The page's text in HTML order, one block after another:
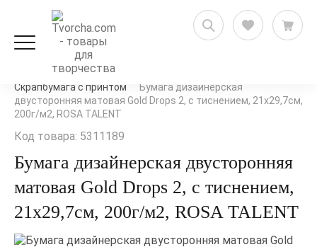
Скрапбукинг
Бумага для скрапбукинга
Скрапбумага с принтом
Бумага дизайнерская
двусторонняя матовая Gold Drops 2, с тиснением, 21х29,7см,
200г/м2, ROSA TALENT
Код товара: 5311189
Бумага дизайнерская двусторонняя
матовая Gold Drops 2, с тиснением,
21х29,7см, 200г/м2, ROSA TALENT